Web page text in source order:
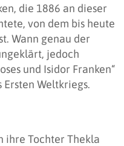
die 1886 an dieser
von dem bis heute
Wann genau der
jedoch
und Isidor Franken“
Ersten Weltkriegs.
ihre Tochter Thekla